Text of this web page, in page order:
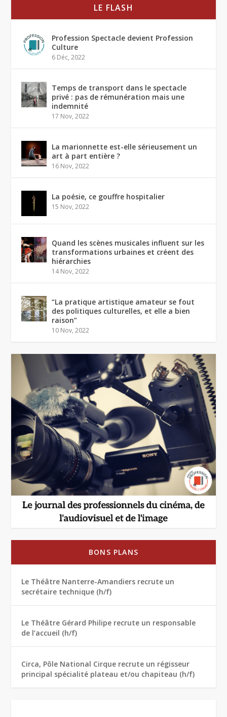
LE FLASH
Profession Spectacle devient Profession
Culture
6 Déc, 2022
Temps de transport dans le spectacle
privé : pas de rémunération mais une
indemnité
17 Nov, 2022
La marionnette est-elle sérieusement un
art à part entière ?
16 Nov, 2022
La poésie, ce gouffre hospitalier
15 Nov, 2022
Quand les scènes musicales influent sur les
transformations urbaines et créent des
hiérarchies
14 Nov, 2022
“La pratique artistique amateur se fout
des politiques culturelles, et elle a bien
raison”
10 Nov, 2022
BONS PLANS
Le Théâtre Nanterre-Amandiers recrute un
secrétaire technique (h/f)
Le Théâtre Gérard Philipe recrute un responsable
de l’accueil (h/f)
Circa, Pôle National Cirque recrute un régisseur
principal spécialité plateau et/ou chapiteau (h/f)